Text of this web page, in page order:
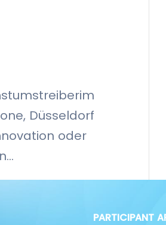
Düsseldorf
oder
PARTICIPANT